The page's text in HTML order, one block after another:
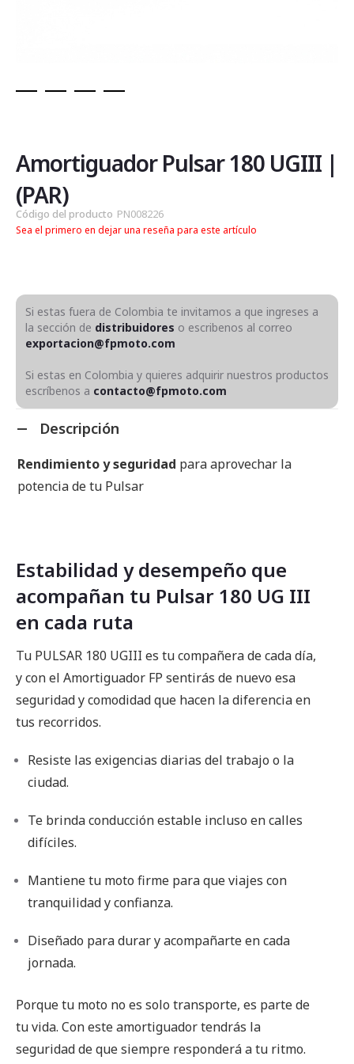
de
la
galería
de
imágenes
Amortiguador Pulsar 180 UGIII |
(PAR)
Código del producto PN008226
Sea el primero en dejar una reseña para este artículo
Si estas fuera de Colombia te invitamos a que ingreses a
la sección de distribuidores o escribenos al correo
exportacion@fpmoto.com
Si estas en Colombia y quieres adquirir nuestros productos
escríbenos a contacto@fpmoto.com
Descripción
Rendimiento y seguridad para aprovechar la
potencia de tu Pulsar
Estabilidad y desempeño que
acompañan tu Pulsar 180 UG III
en cada ruta
Tu PULSAR 180 UGIII es tu compañera de cada día,
y con el Amortiguador FP sentirás de nuevo esa
seguridad y comodidad que hacen la diferencia en
tus recorridos.
Resiste las exigencias diarias del trabajo o la
ciudad.
Te brinda conducción estable incluso en calles
difíciles.
Mantiene tu moto firme para que viajes con
tranquilidad y confianza.
Diseñado para durar y acompañarte en cada
jornada.
Porque tu moto no es solo transporte, es parte de
tu vida. Con este amortiguador tendrás la
seguridad de que siempre responderá a tu ritmo.